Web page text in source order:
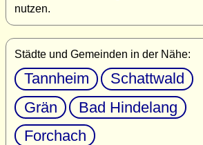
nutzen.
Städte und Gemeinden in der Nähe:
Tannheim
Schattwald
Grän
Bad Hindelang
Forchach